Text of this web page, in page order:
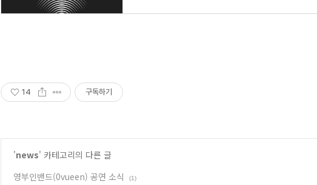
14 구독하기
'news' 카테고리의 다른 글
영부인밴드(0vueen) 공연 소식
(1)